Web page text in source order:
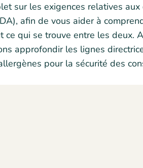
sur les exigences relatives
afin de vous aider à
ce qui se trouve entre les deux.
approfondir les lignes
pour la sécurité des